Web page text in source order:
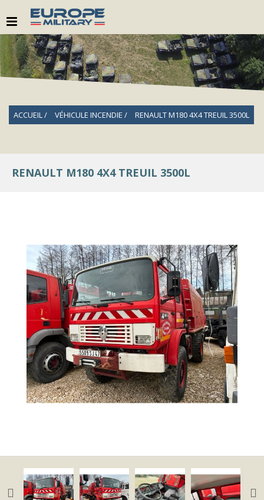
ACCUEIL VÉHICULE INCENDIE RENAULT M180 4X4 TREUIL 3500L
RENAULT M180 4X4 TREUIL 3500L